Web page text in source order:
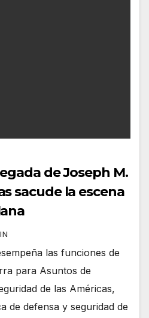
de Joseph M.
sacude la escena
las funciones de
para Asuntos de
de las Américas,
de defensa y seguridad de